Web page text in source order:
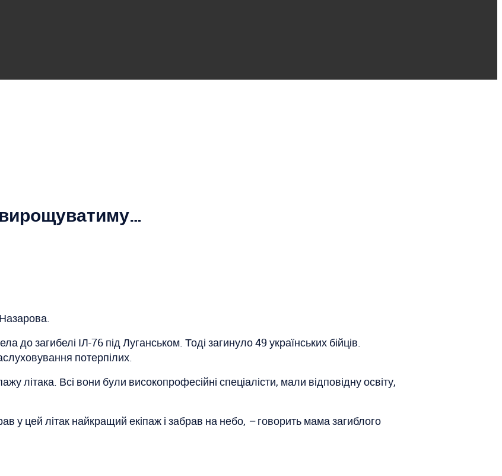
вирощуватиму…
до загибелі ІЛ-76 під Луганськом. Тоді загинуло 49 українських бійців.
потерпілих.
літака. Всі вони були високопрофесійні спеціалісти, мали відповідну освіту,
у цей літак найкращий екіпаж і забрав на небо, –говорить мама загиблого